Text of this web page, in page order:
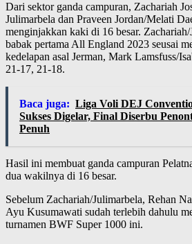
Dari sektor ganda campuran, Zachariah
Julimarbela dan Praveen Jordan/Melati
menginjakkan kaki di 16 besar.
babak pertama All England 2023 seusai
kedelapan asal Jerman, Mark Lamsfuss/
21-17, 21-18.
Baca juga: Liga Voli DEJ
Sukses Digelar, Final Diserbu
Penuh
Hasil ini membuat ganda campuran
dua wakilnya di 16 besar.
Sebelum Zachariah/Julimarbela, Rehan
Ayu Kusumawati sudah terlebih dahulu
turnamen BWF Super 1000 ini.